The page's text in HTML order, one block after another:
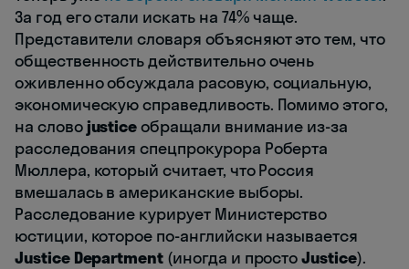
За год его стали искать на 74% чаще.
Представители словаря объясняют это тем, что
общественность действительно очень
оживленно обсуждала расовую, социальную,
экономическую справедливость. Помимо этого,
на словоjusticeобращали внимание из-за
расследования спецпрокурора Роберта
Мюллера, который считает, что Россия
вмешалась в американские выборы.
Расследование курирует Министерство
юстиции, которое по-английски называется
Justice Department (иногда и простоJustice).